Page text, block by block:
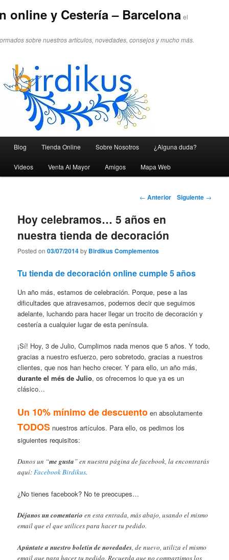
online y Cestería – Barcelona el
sobre nuestros artículos, novedades, consejos y mucho más.
Ir al contenido principal
Ir al contenido secundario
Blog Tienda Online Sobre Nosotros ¿Alguna duda?
Videos Venta Al Mayor Amigos Mapa Web
Navegador de artículos
← Anterior Siguiente →
Hoy celebramos… 5 años en
nuestra tienda de decoración
Posted on03/07/2014by Birdikus Complementos
Tu tienda de decoración online cumple 5 años
Un año más, estamos de celebración. Porque, pese a las
dificultades que atravesamos, podemos decir que seguimos
adelante, luchando para hacer llegar un trocito de decoración y
cestería a cualquier lugar de esta península.
¡Sí! Hoy, 3 de Julio, Cumplimos nada menos que 5 años. Y todo,
gracias a nuestro esfuerzo, pero sobretodo, gracias a nuestros
clientes, que nos han hecho crecer. Y para ello, un año más,
durante el més de Julio, os ofrecemos lo que ya es un
clásico…
Un 10% mínimo de descuento en absolutamente
TODOS nuestros artículos. Para ello, os pedimos los
siguientes requisitos:
Danos un “me gusta” en nuestra página de facebook, la encontrarás
aquí:Facebook Birdikus.
¿No tienes facebook? No te preocupes…
Déjanos un comentario en esta entrada, más abajo, usando el mismo
email que el que utilices para hacer tu pedido.
Apúntate a nuestro boletín de novedades, de nuevo, utiliza el mismo
email que para hacer tu pedido. Recuerda que no compartimos los